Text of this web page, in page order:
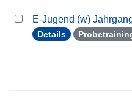
E-Jugend (w)
Details